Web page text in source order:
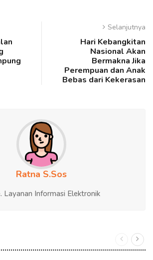
Selanjutnya
Hari Kebangkitan
Nasional Akan
Bermakna Jika
Perempuan dan Anak
Bebas dari Kekerasan
Ratna S.Sos
Layanan Informasi Elektronik